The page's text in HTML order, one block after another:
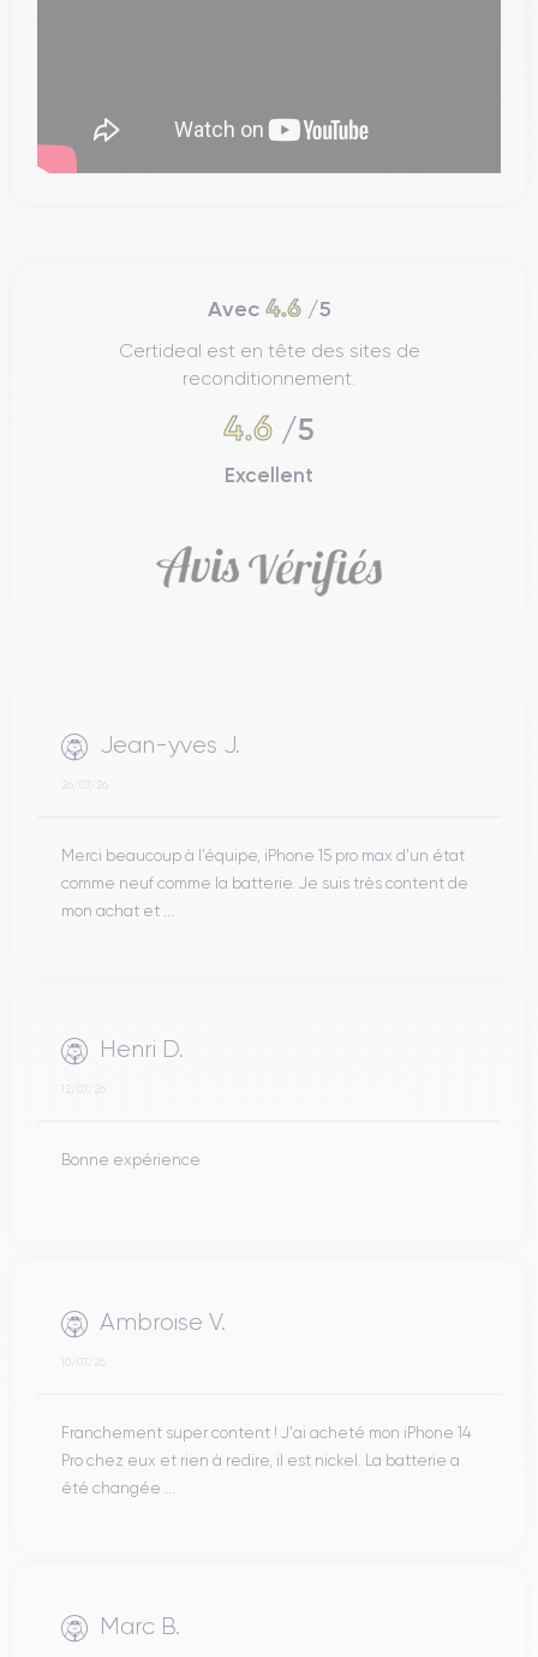
Avec 4.6/5
Certideal est en tête des sites de
reconditionnement.
4.6 /5
Excellent
Jean-yves J.
26/07/26
Merci beaucoup à l’équipe, iPhone 15 pro max d’un état
comme neuf comme la batterie. Je suis très content de
mon achat et ...
Henri D.
12/07/26
Bonne expérience
Ambroise V.
10/07/26
Franchement super content ! J'ai acheté mon iPhone 14
Pro chez eux et rien à redire, il est nickel. La batterie a
été changée ...
Marc B.